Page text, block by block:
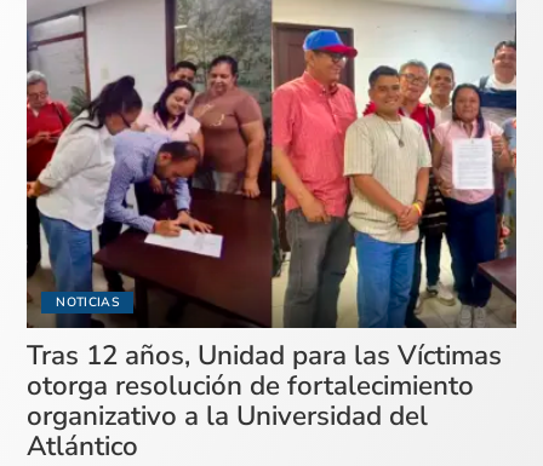
NOTICIAS
Tras 12 años, Unidad para las Víctimas
otorga resolución de fortalecimiento
organizativo a la Universidad del
Atlántico